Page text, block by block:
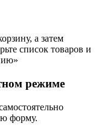
а затем
список товаров и
режиме
форму.